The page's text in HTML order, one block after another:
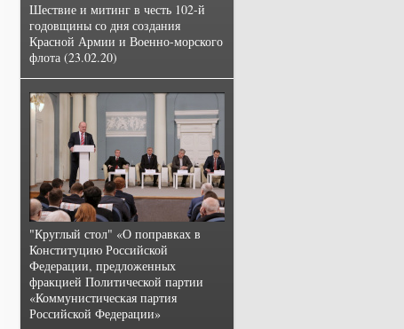
Шествие и митинг в честь 102-й
годовщины со дня создания
Красной Армии и Военно-морского
флота (23.02.20)
"Круглый стол" «О поправках в
Конституцию Российской
Федерации, предложенных
фракцией Политической партии
«Коммунистическая партия
Российской Федерации»